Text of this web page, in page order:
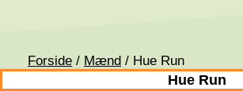
Forside / Mænd / Hue Run
Hue Run